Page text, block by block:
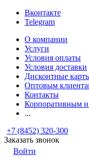
Вконтакте
Telegram
О компании
Услуги
Условия оплаты
Условия доставки
Дисконтные
Оптовым
Контакты
Корпоративным
...
+7 (8452) 320-300
Заказать звонок
Войти